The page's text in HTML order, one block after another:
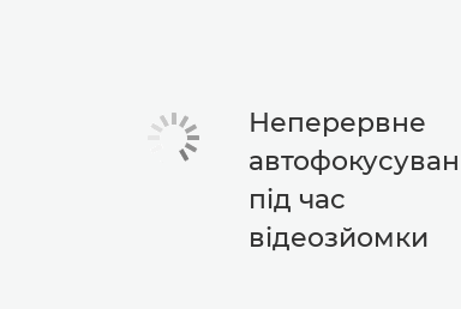
Неперервне
під час
відеозйомки